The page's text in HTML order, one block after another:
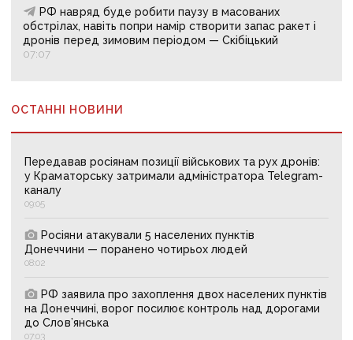
РФ навряд буде робити паузу в масованих
обстрілах, навіть попри намір створити запас ракет і
дронів перед зимовим періодом — Скібіцький
07:07
ОСТАННІ НОВИНИ
Передавав росіянам позиції військових та рух дронів:
у Краматорську затримали адміністратора Telegram-
каналу
09:05
Росіяни атакували 5 населених пунктів
Донеччини — поранено чотирьох людей
08:02
РФ заявила про захоплення двох населених пунктів
на Донеччині, ворог посилює контроль над дорогами
до Слов’янська
07:03